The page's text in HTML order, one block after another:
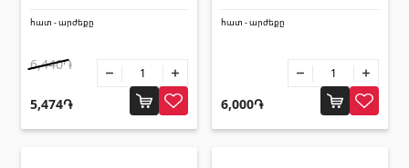
Միջսենյակային դռներ
(3)
Հովհանոցներ և ճոճեր
Հովանոցներ(10)
հատ - արժեքը
6,440֏
5,474֏
հատ - արժեքը
6,000֏